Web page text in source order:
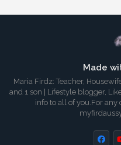
Made
Maria Firdz: Teacher,
and 1 son | Lifestyle blogger,
info to all of you.For